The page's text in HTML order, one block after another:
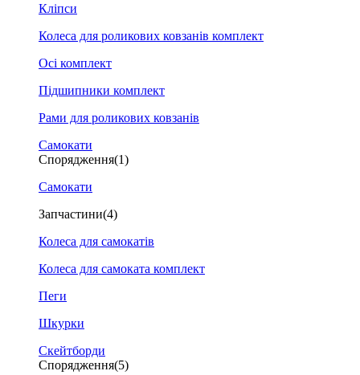
Кліпси
Колеса для роликових ковзанів комплект
Осі комплект
Підшипники комплект
Рами для роликових ковзанів
Самокати
Спорядження(1)
Самокати
Запчастини(4)
Колеса для самокатів
Колеса для самоката комплект
Пеги
Шкурки
Скейтборди
Спорядження(5)